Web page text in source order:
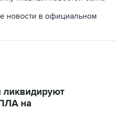
новости в официальном
ликвидируют
на